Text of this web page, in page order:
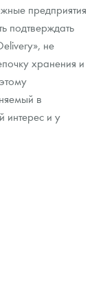
данных
предприятия
подтверждать
не
хранения и
в
интерес и у